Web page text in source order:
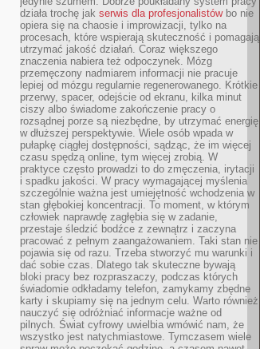
działa trochę jak serwis dla profesjonalistówbo nie
opiera się na chaosie i improwizacji, tylko na
procesach, które wspierają skuteczność i pomagają
utrzymać jakość działań. Coraz większego
znaczenia nabiera też odpoczynek. Mózg
przemęczony nadmiarem informacji nie pracuje
lepiej od mózgu regularnie regenerowanego. Krótkie
przerwy, spacer, odejście od ekranu, kilka minut
ciszy albo świadome zakończenie pracy o
rozsądnej porze są niezbędne, by utrzymać energię
w dłuższej perspektywie. Wiele osób wpada w
pułapkę ciągłej dostępności, sądząc, że im więcej
czasu spędzą online, tym więcej zrobią. W
praktyce często prowadzi to do zmęczenia, irytacji
i spadku jakości. W pracy wymagającej myślenia
szczególnie ważna jest umiejętność wchodzenia w
stan głębokiej koncentracji. To moment, w którym
człowiek naprawdę zagłębia się w zadanie,
przestaje śledzić bodźce z zewnątrz i zaczyna
pracować z pełnym zaangażowaniem. Taki stan nie
pojawia się od razu. Trzeba stworzyć mu warunki i
dać sobie czas. Dlatego tak skuteczne bywają
bloki pracy bez rozpraszaczy, podczas których
świadomie odkładamy telefon, zamykamy zbędne
karty i skupiamy się na jednym celu. Warto również
nauczyć się odróżniać informacje ważne od
pilnych. Świat cyfrowy uwielbia wmówić nam, że
wszystko jest natychmiastowe. Tymczasem wiele